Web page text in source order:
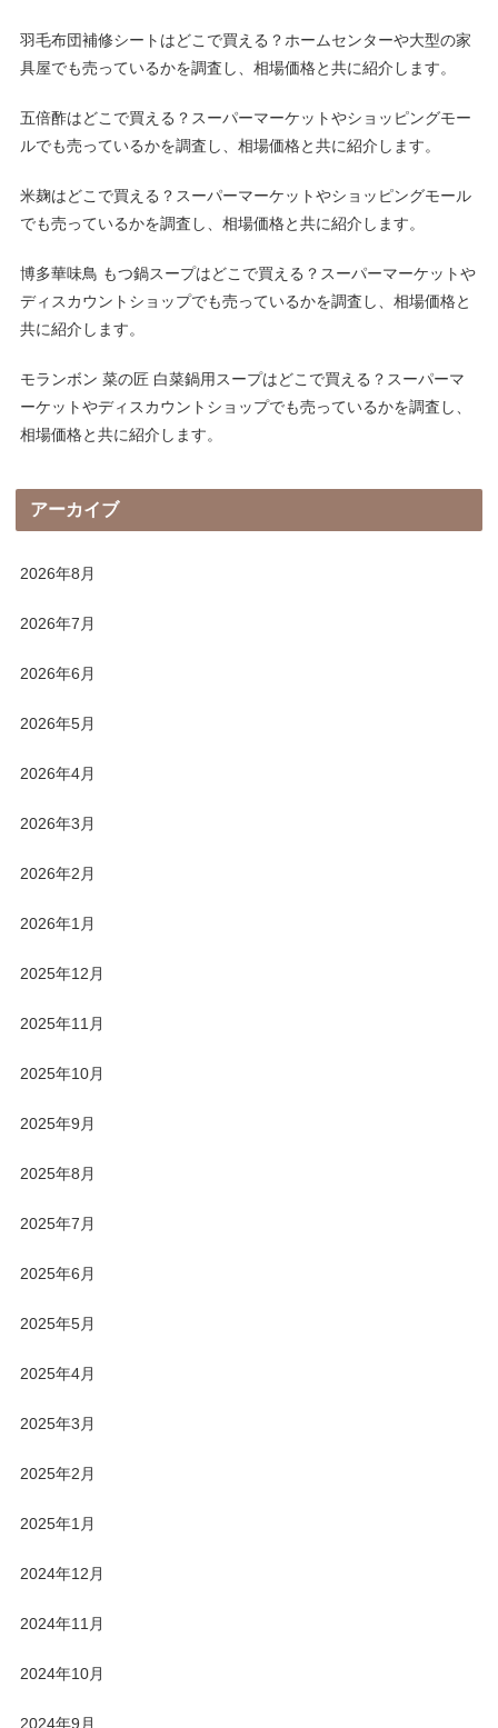
羽毛布団補修シートはどこで買える？ホームセンターや大型の家
具屋でも売っているかを調査し、相場価格と共に紹介します。
五倍酢はどこで買える？スーパーマーケットやショッピングモー
ルでも売っているかを調査し、相場価格と共に紹介します。
米麹はどこで買える？スーパーマーケットやショッピングモール
でも売っているかを調査し、相場価格と共に紹介します。
博多華味鳥 もつ鍋スープはどこで買える？スーパーマーケットや
ディスカウントショップでも売っているかを調査し、相場価格と
共に紹介します。
モランボン 菜の匠 白菜鍋用スープはどこで買える？スーパーマ
ーケットやディスカウントショップでも売っているかを調査し、
相場価格と共に紹介します。
アーカイブ
2026年8月
2026年7月
2026年6月
2026年5月
2026年4月
2026年3月
2026年2月
2026年1月
2025年12月
2025年11月
2025年10月
2025年9月
2025年8月
2025年7月
2025年6月
2025年5月
2025年4月
2025年3月
2025年2月
2025年1月
2024年12月
2024年11月
2024年10月
2024年9月